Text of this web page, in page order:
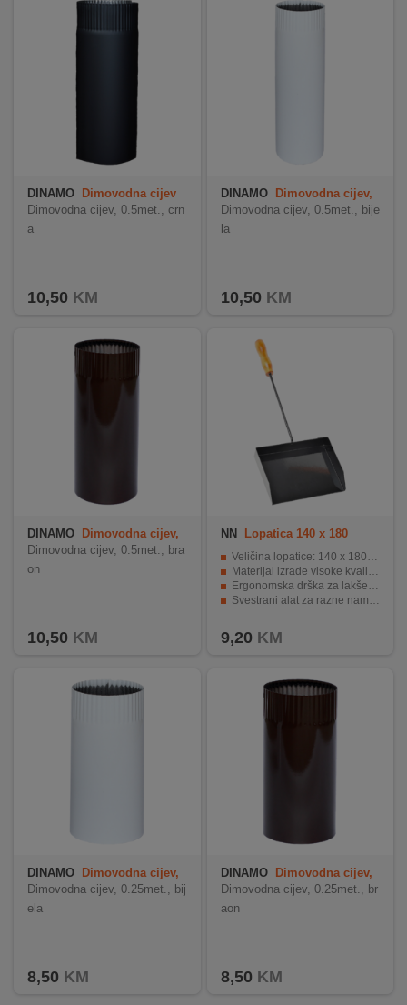
DINAMO
Dimovodna cijev
0,5m crna
Dimovodna cijev, 0.5met., crn
a
10,50 KM
DINAMO
Dimovodna cijev,
0.5met., bijela
Dimovodna cijev, 0.5met., bije
la
10,50 KM
DINAMO Dimovodna cijev,
0.5met., braon
Dimovodna cijev, 0.5met., bra
on
10,50 KM
NN Lopatica 140 x 180
Veličina lopatice: 140 x 180 cm
Materijal izrade visoke kvalitete
Ergonomska drška za lakše rukovanje
Svestrani alat za razne namjene
9,20 KM
DINAMO
Dimovodna cijev,
0.25met., bijela
Dimovodna cijev, 0.25met., bij
ela
8,50 KM
DINAMO
Dimovodna cijev,
0.25met., braon
Dimovodna cijev, 0.25met., br
aon
8,50 KM